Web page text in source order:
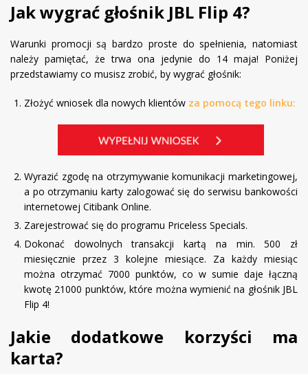
Jak wygrać głośnik JBL Flip 4?
Warunki promocji są bardzo proste do spełnienia, natomiast
należy pamiętać, że trwa ona jedynie do 14 maja! Poniżej
przedstawiamy co musisz zrobić, by wygrać głośnik:
Złożyć wniosek dla nowych klientów za pomocą tego linku:
Wyrazić zgodę na otrzymywanie komunikacji marketingowej,
a po otrzymaniu karty zalogować się do serwisu bankowości
internetowej Citibank Online.
Zarejestrować się do programu Priceless Specials.
Dokonać dowolnych transakcji kartą na min. 500 zł
miesięcznie przez 3 kolejne miesiące. Za każdy miesiąc
można otrzymać 7000 punktów, co w sumie daje łączną
kwotę 21000 punktów, które można wymienić na głośnik JBL
Flip 4!
Jakie dodatkowe korzyści ma
karta?